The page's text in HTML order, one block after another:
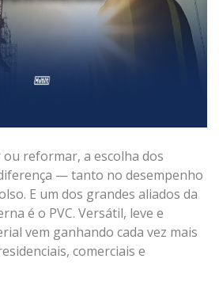
reformar, a escolha dos
— tanto no desempenho
E um dos grandes aliados da
é o PVC. Versátil, leve e
vem ganhando cada vez mais
comerciais e